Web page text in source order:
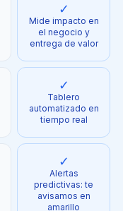
✓
Mide impacto en
el negocio y
entrega de valor
✓
Tablero
automatizado en
tiempo real
✓
Alertas
predictivas: te
avisamos en
amarillo